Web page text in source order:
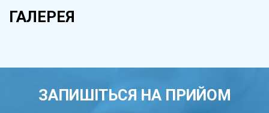
ГАЛЕРЕЯ
ЗАПИШІТЬСЯ НА ПРИЙОМ